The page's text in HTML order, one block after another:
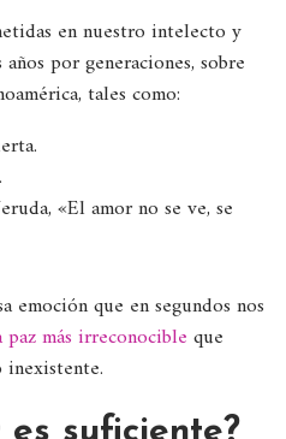
en nuestro intelecto y
por generaciones, sobre
tales como:
«El amor no se ve, se
emoción que en segundos nos
paz más irreconocible que
inexistente.